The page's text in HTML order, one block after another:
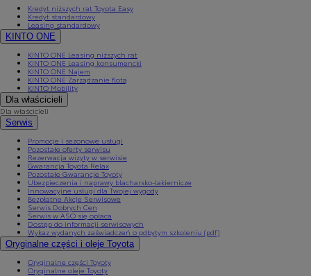
Kredyt niższych rat Toyota Easy
Kredyt standardowy
Leasing standardowy
KINTO ONE
KINTO ONE Leasing niższych rat
KINTO ONE Leasing konsumencki
KINTO ONE Najem
KINTO ONE Zarządzanie flotą
KINTO Mobility
Dla właścicieli
Dla właścicieli
Serwis
Promocje i sezonowe usługi
Pozostałe oferty serwisu
Rezerwacja wizyty w serwisie
Gwarancja Toyota Relax
Pozostałe Gwarancje Toyoty
Ubezpieczenia i naprawy blacharsko-lakiernicze
Innowacyjne usługi dla Twojej wygody
Bezpłatne Akcje Serwisowe
Serwis Dobrych Cen
Serwis w ASO się opłaca
Dostęp do informacji serwisowych
Wykaz wydanych zaświadczeń o odbytym szkoleniu (pdf)
Oryginalne części i oleje Toyota
Oryginalne części Toyoty
Oryginalne oleje Toyoty